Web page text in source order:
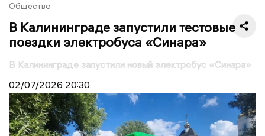
Общество
В Калининграде запустили тестовые
поездки электробуса «Синара»
В Калининграде запустили новый электробус «Синара»
02/07/2026 20:30